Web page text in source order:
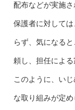
配布などが実施さ
保護者に対して
らず、気になる
頼し、担任によ
このように、い
な取り組みが定